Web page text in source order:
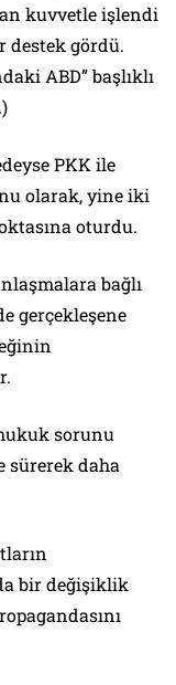
kuvvetle işlendi
destek gördü.
ABD” başlıklı
PKK ile
olarak, yine iki
oturdu.
bağlı
gerçekleşene
sorunu
sürerek daha
bir değişiklik